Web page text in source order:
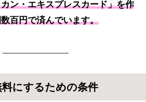
ン・エキスプレスカード」を作
百円で済んでいます。
料にするための条件